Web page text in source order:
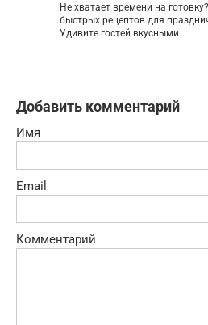
Не хватает времени на
быстрых рецептов для
Удивите гостей вкусными
Добавить комментарий
Имя
Email
Комментарий